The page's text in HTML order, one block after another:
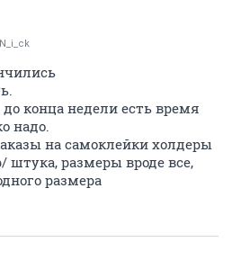
N_i_ck
конца недели есть время
надо.
на самоклейки холдеры
штука, размеры вроде все,
размера